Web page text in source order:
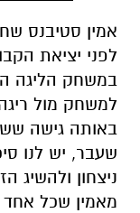
אמין סטיבנס
לפני יציאת
במשחק הליגה
למשחק מול
באותה גישה
שעבר, יש לנו
ניצחון ולהשיג
מאמין שכל